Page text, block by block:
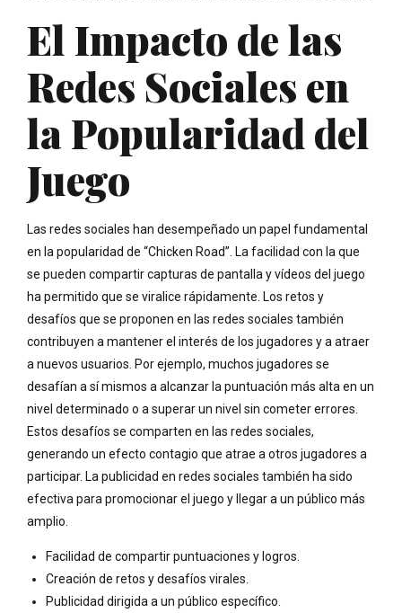
El Impacto de las
Redes Sociales en
la Popularidad del
Juego
Las redes sociales han desempeñado un papel fundamental
en la popularidad de “Chicken Road”. La facilidad con la que
se pueden compartir capturas de pantalla y vídeos del juego
ha permitido que se viralice rápidamente. Los retos y
desafíos que se proponen en las redes sociales también
contribuyen a mantener el interés de los jugadores y a atraer
a nuevos usuarios. Por ejemplo, muchos jugadores se
desafían a sí mismos a alcanzar la puntuación más alta en un
nivel determinado o a superar un nivel sin cometer errores.
Estos desafíos se comparten en las redes sociales,
generando un efecto contagio que atrae a otros jugadores a
participar. La publicidad en redes sociales también ha sido
efectiva para promocionar el juego y llegar a un público más
amplio.
Facilidad de compartir puntuaciones y logros.
Creación de retos y desafíos virales.
Publicidad dirigida a un público específico.